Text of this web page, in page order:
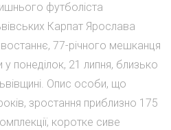
футболіста
Карпат Ярослава
востаннє, 77-річного мешканця
понеділок, 21 липня, близько
Опис особи, що
зростання приблизно 175
коротке сиве